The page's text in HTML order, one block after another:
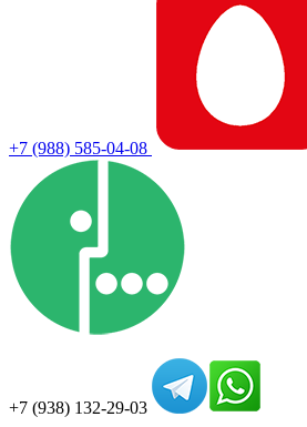
+7 (988) 585-04-08
+7 (938) 132-29-03